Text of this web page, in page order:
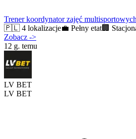
Trener koordynator zajęć
🇵🇱 4 lokalizacje💼 Pełny etat🏢
Zobacz ->
12 g. temu
LV BET
LV BET